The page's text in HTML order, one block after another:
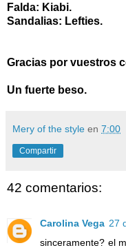
Falda: Kiabi.
Sandalias: Lefties.
Gracias por vuestros
Un fuerte beso.
Mery of the style en 7:00
Compartir
42 comentarios:
Carolina Vega 27
sinceramente? el